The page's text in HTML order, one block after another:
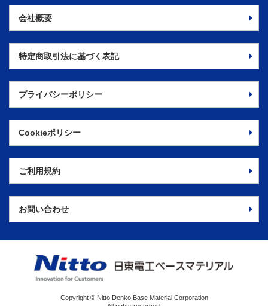
会社概要
特定商取引法に基づく表記
プライバシーポリシー
Cookieポリシー
ご利用規約
お問い合わせ
Copyright © Nitto Denko Base Material Corporation